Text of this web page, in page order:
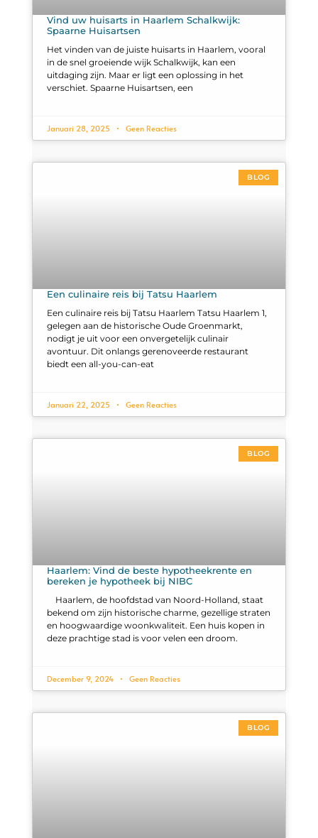
Vind uw huisarts in Haarlem Schalkwijk:
Spaarne Huisartsen
Het vinden van de juiste huisarts in Haarlem, vooral
in de snel groeiende wijk Schalkwijk, kan een
uitdaging zijn. Maar er ligt een oplossing in het
verschiet. Spaarne Huisartsen, een
Januari 28, 2025 Geen Reacties
BLOG
Een culinaire reis bij Tatsu Haarlem
Een culinaire reis bij Tatsu Haarlem Tatsu Haarlem 1,
gelegen aan de historische Oude Groenmarkt,
nodigt je uit voor een onvergetelijk culinair
avontuur. Dit onlangs gerenoveerde restaurant
biedt een all-you-can-eat
Januari 22, 2025 Geen Reacties
BLOG
Haarlem: Vind de beste hypotheekrente en
bereken je hypotheek bij NIBC
Haarlem, de hoofdstad van Noord-Holland, staat
bekend om zijn historische charme, gezellige straten
en hoogwaardige woonkwaliteit. Een huis kopen in
deze prachtige stad is voor velen een droom.
December 9, 2024 Geen Reacties
BLOG